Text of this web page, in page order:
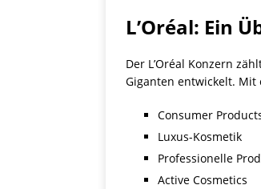
L’Oréal: Ein
Der L’Oréal Konzern
Giganten entwickelt. Mit
Consumer
Luxus-Kosmetik
Professionelle
Active Cosmetics